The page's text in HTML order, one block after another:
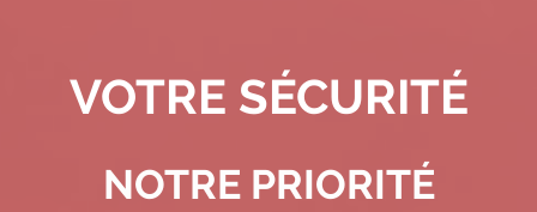
VOTRE SÉCURITÉ
NOTRE PRIORITÉ